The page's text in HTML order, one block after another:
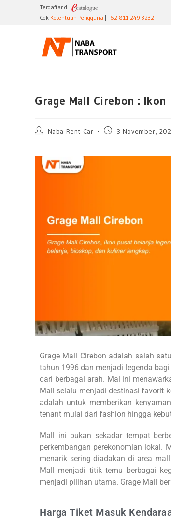
Terdaftar di
Cek Ketentuan Pengguna +62 811 249 3232
Grage Mall Cirebon :
Naba Rent Car 3 November,
Grage Mall Cirebon adalah salah
tahun 1996 dan menjadi legenda
dari berbagai arah. Mal ini
Mall selalu menjadi destinasi favorit
adalah untuk memberikan
tenant mulai dari fashion hingga
Mall ini bukan sekadar tempat
perkembangan perekonomian lokal.
menarik sering diadakan di area
Mall menjadi titik temu berbagai
menjadi pilihan utama. Grage Mall
Harga Tiket Masuk